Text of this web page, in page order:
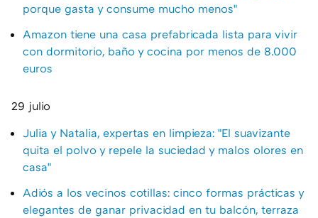
porque gasta y consume mucho menos"
Amazon tiene una casa prefabricada lista para vivir
con dormitorio, baño y cocina por menos de 8.000
euros
29 julio
Julia y Natalia, expertas en limpieza: "El suavizante
quita el polvo y repele la suciedad y malos olores en
casa"
Adiós a los vecinos cotillas: cinco formas prácticas y
elegantes de ganar privacidad en tu balcón, terraza